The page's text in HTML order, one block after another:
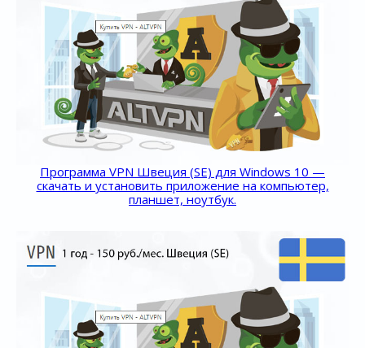
Программа VPN Швеция (SE) для Windows 10 —
скачать и установить приложение на компьютер,
планшет, ноутбук.